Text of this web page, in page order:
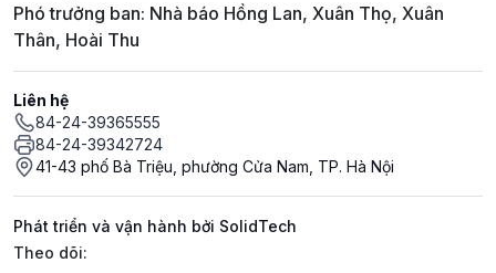
Phó trưởng ban: Nhà báo Hồng Lan, Xuân Thọ, Xuân
Thân, Hoài Thu
Liên hệ
84-24-39365555
84-24-39342724
41-43 phố Bà Triệu, phường Cửa Nam, TP. Hà Nội
Phát triển và vận hành bởi SolidTech
Mạng xã hội
Theo dõi: